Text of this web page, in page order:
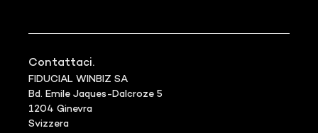
Contattaci.
FIDUCIAL WINBIZ SA
Bd. Emile Jaques-Dalcroze 5
1204 Ginevra
Svizzera